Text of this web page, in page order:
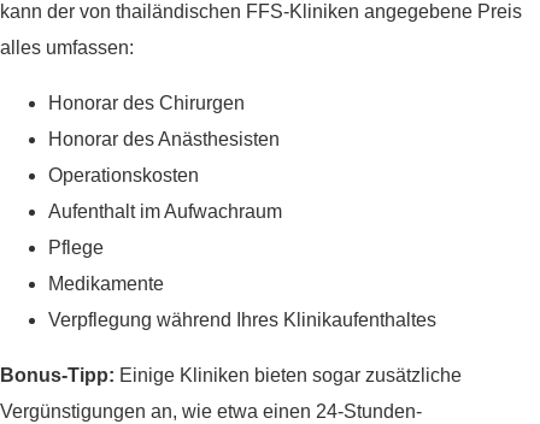
kann der von thailändischen FFS-Kliniken angegebene Preis
alles umfassen:
Honorar des Chirurgen
Honorar des Anästhesisten
Operationskosten
Aufenthalt im Aufwachraum
Pflege
Medikamente
Verpflegung während Ihres Klinikaufenthaltes
Bonus-Tipp: Einige Kliniken bieten sogar zusätzliche
Vergünstigungen an, wie etwa einen 24-Stunden-